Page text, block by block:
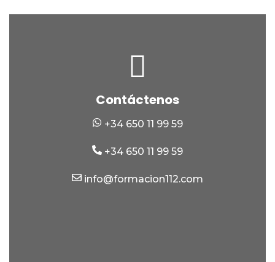
Contáctenos
+34 650 11 99 59
+34 650 11 99 59
info@formacion112.com